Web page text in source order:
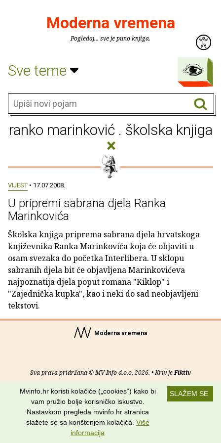
Moderna vremena
Pogledaj... sve je puno knjiga.
Sve teme
ranko marinković . školska knjiga
×
VIJEST • 17.07.2008.
U pripremi sabrana djela Ranka
Marinkovića
Školska knjiga priprema sabrana djela hrvatskoga
književnika Ranka Marinkovića koja će objaviti u
osam svezaka do početka Interlibera. U sklopu
sabranih djela bit će objavljena Marinkovićeva
najpoznatija djela poput romana "Kiklop" i
"Zajednička kupka", kao i neki do sad neobjavljeni
tekstovi.
Moderna vremena
Sva prava pridržana © MV Info d.o.o. 2026. • Kriv jeFiktiv
O nama• Pomoć•Uvjeti korištenja•RSS kanali
Potraži nas na:
SLAŽEM SE
Mvinfo.hr koristi kolačiće („cookies“) kako bi
vam pružio bolje korisničko iskustvo.
Nastavkom pregleda mvinfo.hr stranica
slažete se sa korištenjem kolačića. Više
informacija